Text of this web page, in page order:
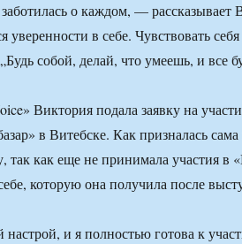
о каждом, —
уверенности в себе. Чувствовать
собой, делай, что умеешь, и все
Виктория подала заявку на
в Витебске. Как призналась
так как еще не принимала участия в
которую она получила после
настрой, и я полностью готова к